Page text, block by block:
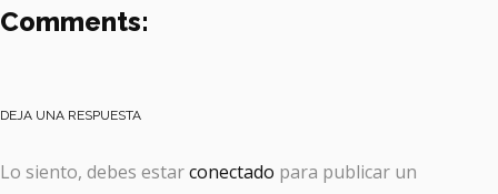
Comments:
DEJA UNA RESPUESTA
Lo siento, debes estarconectado para publicar un